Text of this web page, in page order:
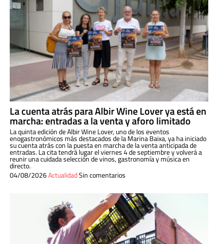
La cuenta atrás para Albir Wine Lover ya está en
marcha: entradas a la venta y aforo limitado
La quinta edición de Albir Wine Lover, uno de los eventos
enogastronómicos más destacados de la Marina Baixa, ya ha iniciado
su cuenta atrás con la puesta en marcha de la venta anticipada de
entradas. La cita tendrá lugar el viernes 4 de septiembre y volverá a
reunir una cuidada selección de vinos, gastronomía y música en
directo.
04/08/2026ActualidadSin comentarios